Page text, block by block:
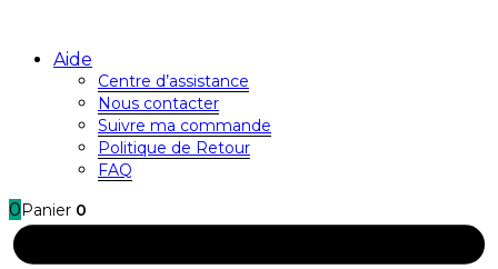
Aide
Centre d’assistance
Nous contacter
Suivre ma commande
Politique de Retour
FAQ
0 Panier 0